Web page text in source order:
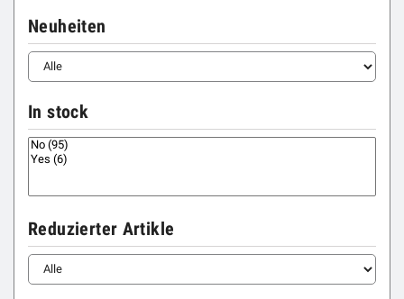
Neuheiten
In stock
Reduzierter Artikle